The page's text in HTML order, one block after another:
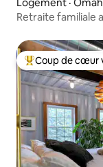
Retraite familiale
Coup de cœur
Coup de cœur